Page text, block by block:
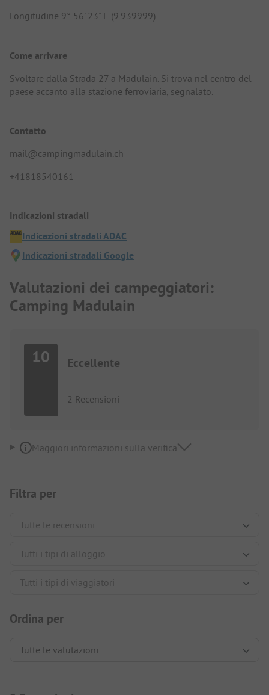
Longitudine 9° 56' 23" E (9.939999)
Come arrivare
Svoltare dalla Strada 27 a Madulain. Si trova nel centro del
paese accanto alla stazione ferroviaria, segnalato.
Contatto
mail@campingmadulain.ch
+41818540161
Indicazioni stradali
Indicazioni stradali ADAC
Indicazioni stradali Google
Valutazioni dei campeggiatori:
Camping Madulain
10 Eccellente
2 Recensioni
Maggiori informazioni sulla verifica
Filtra per
Ordina per